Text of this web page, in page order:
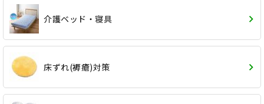
介護ベッド・寝具
床ずれ(褥瘡)対策